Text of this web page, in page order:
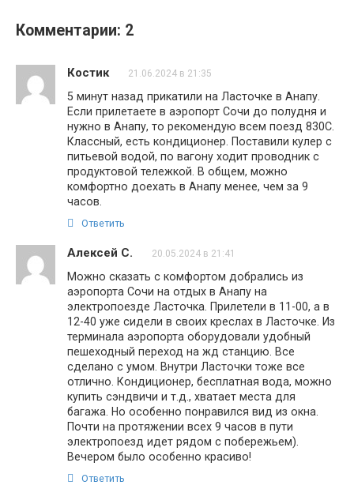
Комментарии: 2
Костик 21.06.2024 в 21:35
5 минут назад прикатили на Ласточке в Анапу.
Если прилетаете в аэропорт Сочи до полудня и
нужно в Анапу, то рекомендую всем поезд 830С.
Классный, есть кондиционер. Поставили кулер с
питьевой водой, по вагону ходит проводник с
продуктовой тележкой. В общем, можно
комфортно доехать в Анапу менее, чем за 9
часов.
Ответить
Алексей С. 20.05.2024 в 21:41
Можно сказать с комфортом добрались из
аэропорта Сочи на отдых в Анапу на
электропоезде Ласточка. Прилетели в 11-00, а в
12-40 уже сидели в своих креслах в Ласточке. Из
терминала аэропорта оборудовали удобный
пешеходный переход на жд станцию. Все
сделано с умом. Внутри Ласточки тоже все
отлично. Кондиционер, бесплатная вода, можно
купить сэндвичи и т.д., хватает места для
багажа. Но особенно понравился вид из окна.
Почти на протяжении всех 9 часов в пути
электропоезд идет рядом с побережьем).
Вечером было особенно красиво!
Ответить